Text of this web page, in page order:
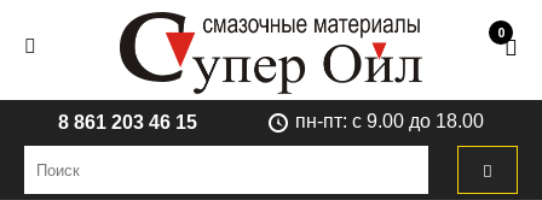
0
8 861 203 46 15 пн-пт: с 9.00 до 18.00